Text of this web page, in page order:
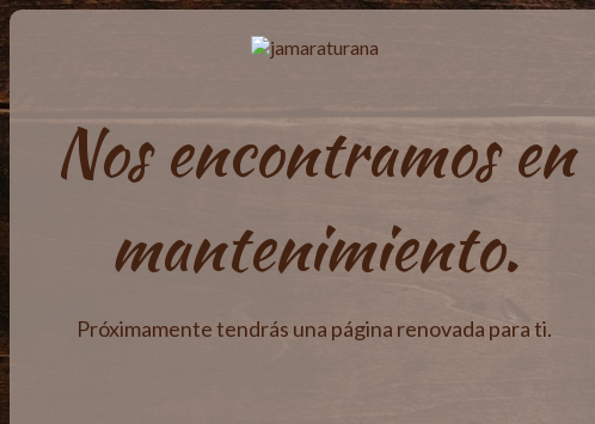
Nos encontramos en
mantenimiento.
Próximamente tendrás una página renovada para ti.